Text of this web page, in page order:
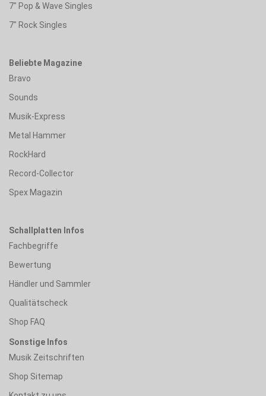
7" Pop & Wave Singles
7" Rock Singles
Beliebte Magazine
Bravo
Sounds
Musik-Express
Metal Hammer
RockHard
Record-Collector
Spex Magazin
Schallplatten Infos
Fachbegriffe
Bewertung
Händler und Sammler
Qualitätscheck
Shop FAQ
Sonstige Infos
Musik Zeitschriften
Shop Sitemap